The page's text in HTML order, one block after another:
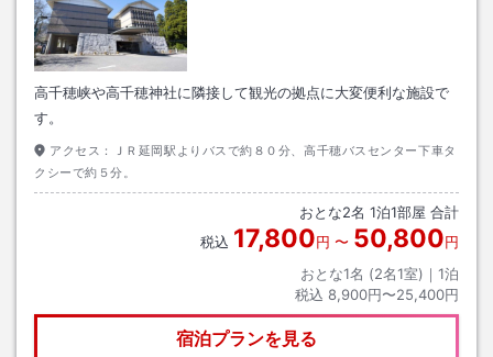
高千穂峡や高千穂神社に隣接して観光の拠点に大変便利な施設で
す。
アクセス：
ＪＲ延岡駅よりバスで約８０分、高千穂バスセンター下車タ
クシーで約５分。
おとな2名 1泊1部屋 合計
税込 17,800円 〜 50,800円
おとな1名 (2名1室)｜ 1泊
税込 8,900円〜25,400円
宿泊プランを見る